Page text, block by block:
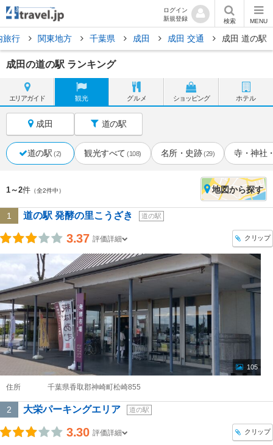
ログイン
新規登録
検索 MENU
旅行 関東地方 千葉県 成田 成田 交通 成田 道の駅
成田の道の駅 ランキング
エリアガイド 観光 グルメ ショッピング ホテル
成田 道の駅
道の駅 (2) 観光すべて (108) 名所・史跡 (29) 寺・神社
1～2件 （全2件中） 地図から探す
1 道の駅 発酵の里こうざき 道の駅
3.37 評価詳細 クリップ
105
住所 千葉県香取郡神崎町松崎855
2 大栄パーキングエリア 道の駅
3.30 評価詳細 クリップ